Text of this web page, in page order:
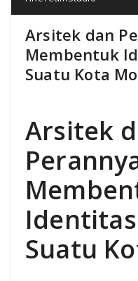
Arsitek dan
Membentuk
Suatu Kota
Arsitek
Suatu